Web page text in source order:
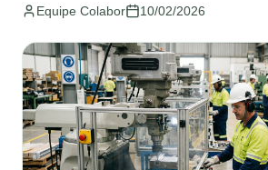
Equipe Colabor 10/02/2026